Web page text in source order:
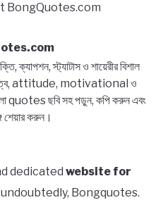
BongQuotes.com
স্ট্যাটাস ও শায়েরীর বিশাল
বন্ধুত্ব, attitude, motivational ও
quotes ছবি সহ পড়ুন, কপি করুন এবং
শেয়ার করুন।
dedicated website for
Bongquotes.